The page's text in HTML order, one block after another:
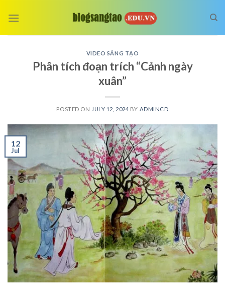
VIDEO SÁNG TẠO
Phân tích đoạn trích “Cảnh ngày
xuân”
POSTED ON JULY 12, 2024 BY ADMINCD
12
Jul